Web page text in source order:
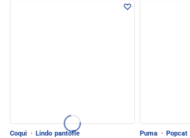
Coqui · Lindo pantofle
Puma · Popcat